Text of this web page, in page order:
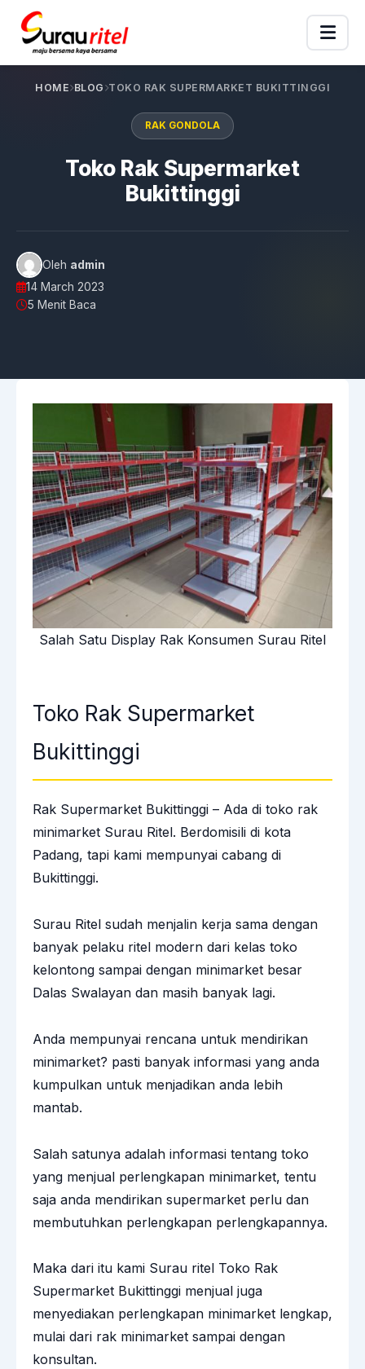
HOME BLOG TOKO RAK SUPERMARKET BUKITTINGGI
RAK GONDOLA
Toko Rak Supermarket
Bukittinggi
Oleh admin
14 March 2023
5 Menit Baca
Salah Satu Display Rak Konsumen Surau Ritel
Toko Rak Supermarket
Bukittinggi
Rak Supermarket Bukittinggi – Ada di toko rak
minimarket Surau Ritel. Berdomisili di kota
Padang, tapi kami mempunyai cabang di
Bukittinggi.
Surau Ritel sudah menjalin kerja sama dengan
banyak pelaku ritel modern dari kelas toko
kelontong sampai dengan minimarket besar
Dalas Swalayan dan masih banyak lagi.
Anda mempunyai rencana untuk mendirikan
minimarket? pasti banyak informasi yang anda
kumpulkan untuk menjadikan anda lebih
mantab.
Salah satunya adalah informasi tentang toko
yang menjual perlengkapan minimarket, tentu
saja anda mendirikan supermarket perlu dan
membutuhkan perlengkapan perlengkapannya.
Maka dari itu kami Surau ritel Toko Rak
Supermarket Bukittinggi menjual juga
menyediakan perlengkapan minimarket lengkap,
mulai dari rak minimarket sampai dengan
konsultan.